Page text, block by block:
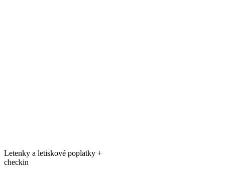
Letenky a letiskové poplatky +
checkin